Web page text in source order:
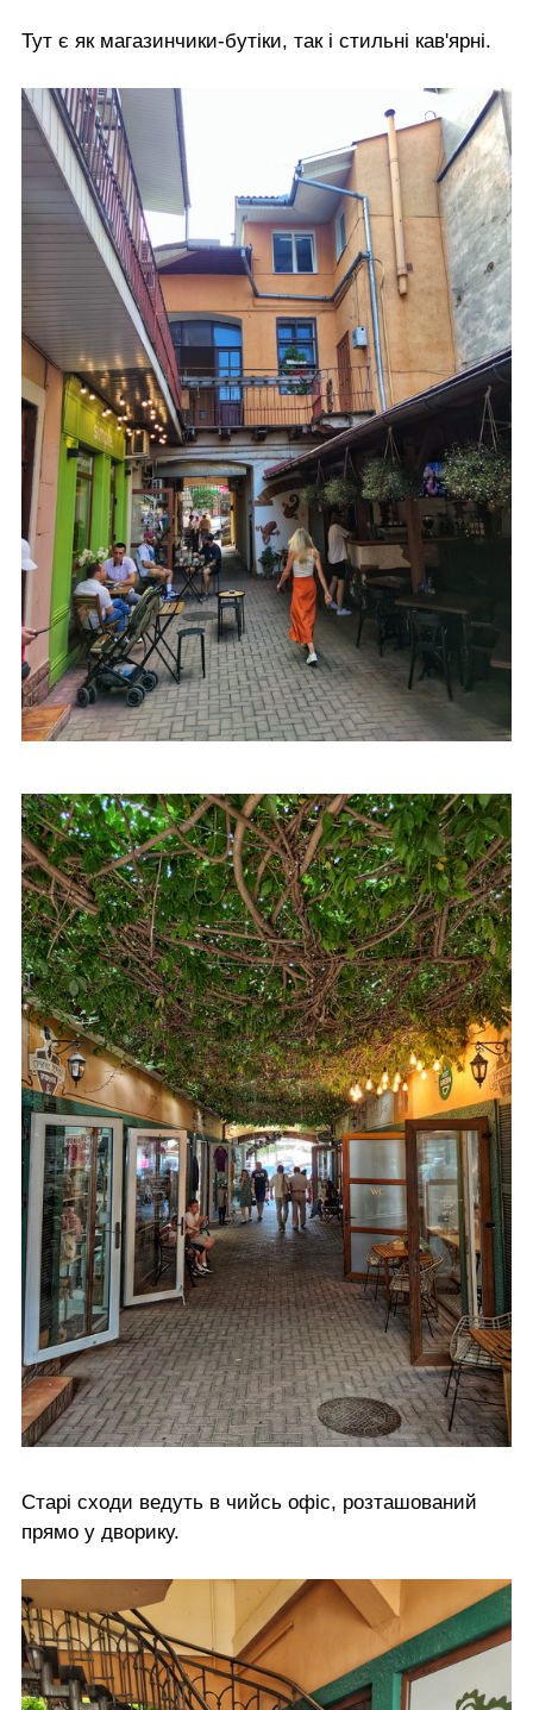
Тут є як магазинчики-бутіки, так і стильні кав'ярні.
Старі сходи ведуть в чийсь офіс, розташований
прямо у дворику.